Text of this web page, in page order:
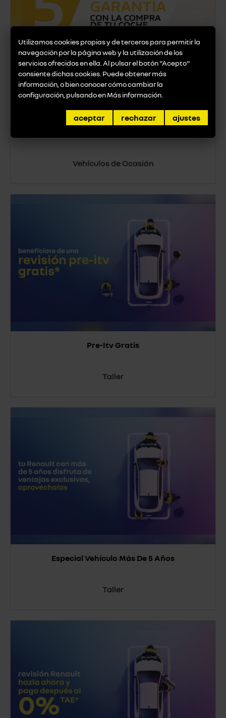
Vehículos de Ocasión
Pre-Itv Gratis
Taller
Especial Vehículo Más De 5 Años
Taller
Utilizamos cookies propias y de terceros para permitir la
navegación por la página web y la utilización de los
servicios ofrecidos en ella. Al pulsar el botón "Acepto"
consiente dichas cookies. Puede obtener más
información, o bien conocer cómo cambiar la
configuración, pulsando enMás información
aceptar rechazar ajustes